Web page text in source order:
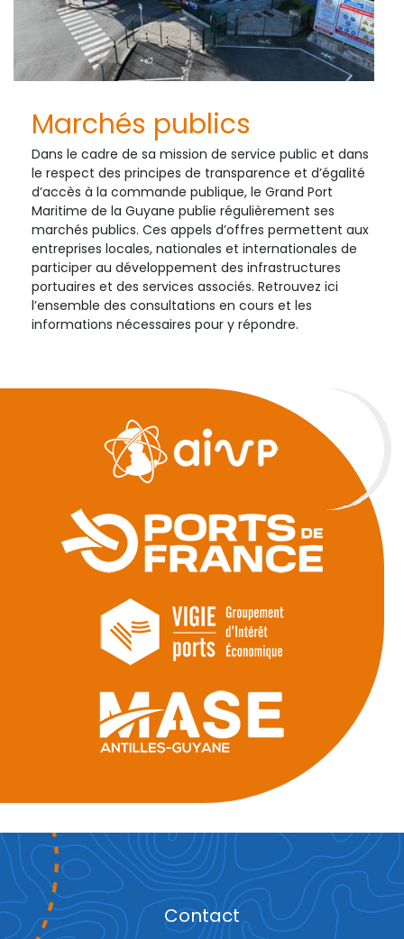
Marchés publics
Dans le cadre de sa mission de service public et dans
le respect des principes de transparence et d’égalité
d’accès à la commande publique, le Grand Port
Maritime de la Guyane publie régulièrement ses
marchés publics. Ces appels d’offres permettent aux
entreprises locales, nationales et internationales de
participer au développement des infrastructures
portuaires et des services associés. Retrouvez ici
l’ensemble des consultations en cours et les
informations nécessaires pour y répondre.
Contact